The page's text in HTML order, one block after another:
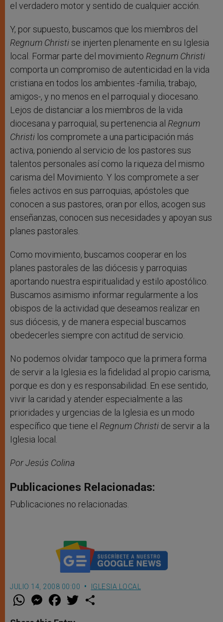
el verdadero motor y sentido de cualquier acción.
Y, por supuesto, buscamos que los miembros del
Regnum Christise injerten plenamente en su Iglesia
local. Formar parte del movimiento Regnum Christi
comporta un compromiso de autenticidad en la vida
cristiana en todos los ambientes -familia, trabajo,
amigos-, y no menos en el parroquial y diocesano.
Lejos de distanciar a los miembros de la vida
diocesana y parroquial, su pertenencia al Regnum
Christi los compromete a una participación más
activa, poniendo al servicio de los pastores sus
talentos personales así como la riqueza del mismo
carisma del Movimiento. Y los compromete a ser
fieles activos en sus parroquias, apóstoles que
conocen a sus pastores, oran por ellos, acogen sus
enseñanzas, conocen sus necesidades y apoyan sus
planes pastorales.
Como movimiento, buscamos cooperar en los
planes pastorales de las diócesis y parroquias
aportando nuestra espiritualidad y estilo apostólico.
Buscamos asimismo informar regularmente a los
obispos de la actividad que deseamos realizar en
sus diócesis, y de manera especial buscamos
obedecerles siempre con actitud de servicio.
No podemos olvidar tampoco que la primera forma
de servir a la Iglesia es la fidelidad al propio carisma,
porque es don y es responsabilidad. En ese sentido,
vivir la caridad y atender especialmente a las
prioridades y urgencias de la Iglesia es un modo
específico que tiene el Regnum Christi de servir a la
Iglesia local.
Por Jesús Colina
Publicaciones Relacionadas:
Publicaciones no relacionadas.
JULIO 14, 2008 00:00 IGLESIA LOCAL
W
t
M
e
s
F
a
e
w